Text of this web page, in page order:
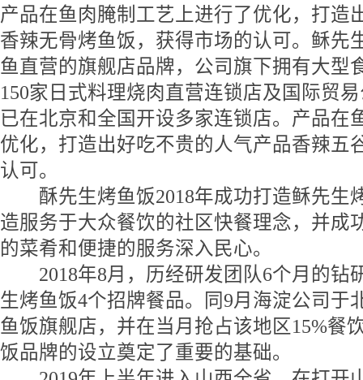
产品在鱼肉腌制工艺上进行了优化，打造
香辣无骨烤鱼饭，获得市场的认可。 稣先
鱼直营的旗舰店品牌，公司旗下拥有大型
150家日式料理烧肉直营连锁店及国际贸
已在北京和全国开设多家连锁店。产品在
优化，打造出好吃不贵的人气产品香辣五
认可。
酥先生烤鱼饭2018年成功打造稣先生
造服务于大众餐饮的社区快餐理念，并成
的菜肴和便捷的服务深入民心。
2018年8月，历经研发团队6个月的钻
生烤鱼饭4个招牌餐品。同9月海淀公司于
鱼饭旗舰店，并在当月抢占该地区15%餐
饭品牌的设立奠定了重要的基础。